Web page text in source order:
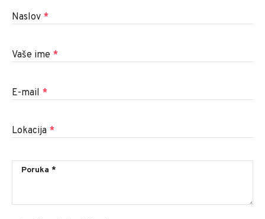
Naslov *
Vaše ime *
E-mail *
Lokacija *